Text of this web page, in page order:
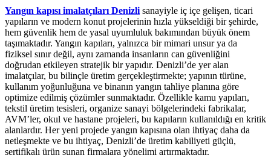
Yangın kapısı imalatçıları Denizli sanayiyle iç içe gelişen, ticari
yapıların ve modern konut projelerinin hızla yükseldiği bir şehirde,
hem güvenlik hem de yasal uyumluluk bakımından büyük önem
taşımaktadır. Yangın kapıları, yalnızca bir mimari unsur ya da
fiziksel sınır değil, aynı zamanda insanların can güvenliğini
doğrudan etkileyen stratejik bir yapıdır. Denizli’de yer alan
imalatçılar, bu bilinçle üretim gerçekleştirmekte; yapının türüne,
kullanım yoğunluğuna ve binanın yangın tahliye planına göre
optimize edilmiş çözümler sunmaktadır. Özellikle kamu yapıları,
tekstil üretim tesisleri, organize sanayi bölgelerindeki fabrikalar,
AVM’ler, okul ve hastane projeleri, bu kapıların kullanıldığı en kritik
alanlardır. Her yeni projede yangın kapısına olan ihtiyaç daha da
netleşmekte ve bu ihtiyaç, Denizli’de üretim kabiliyeti güçlü,
sertifikalı ürün sunan firmalara yönelimi artırmaktadır.